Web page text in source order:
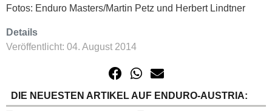
Fotos: Enduro Masters/Martin Petz und Herbert Lindtner
Details
Veröffentlicht: 04. August 2014
DIE NEUESTEN ARTIKEL AUF ENDURO-AUSTRIA: